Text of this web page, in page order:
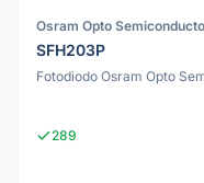
Osram Opto
SFH203P
Fotodiodo Osram Opto
289